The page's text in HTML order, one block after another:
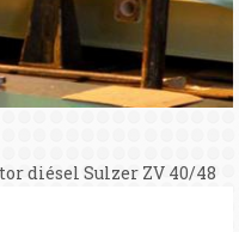
diésel Sulzer ZV 40/48